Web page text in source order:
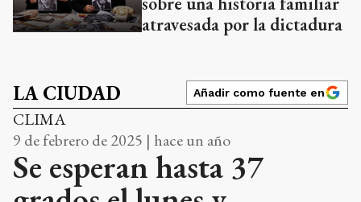
atravesada por la dictadura
LA CIUDAD Añadir como fuente en
CLIMA
9 de febrero de 2025 | hace un año
Se esperan hasta 37